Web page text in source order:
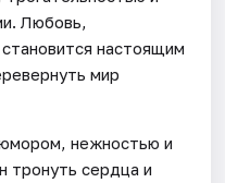
Любовь,
настоящим
мир
нежностью и
тронуть сердца и